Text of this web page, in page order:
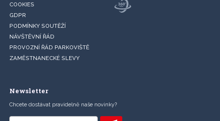
COOKIES
GDPR
PODMÍNKY SOUTĚŽÍ
NÁVŠTĚVNÍ ŘÁD
PROVOZNÍ ŘÁD PARKOVIŠTĚ
ZAMĚSTNANECKÉ SLEVY
Newsletter
Chcete dostávat pravidelně naše novinky?